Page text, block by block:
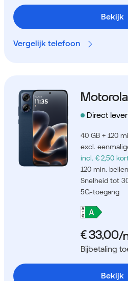
Bekijk
Vergelijk telefoon
Direct
40 GB + 120
excl.
incl. € 2,50
120 min.
Snelheid tot
5G-toegang
Bijbetaling
Bekijk